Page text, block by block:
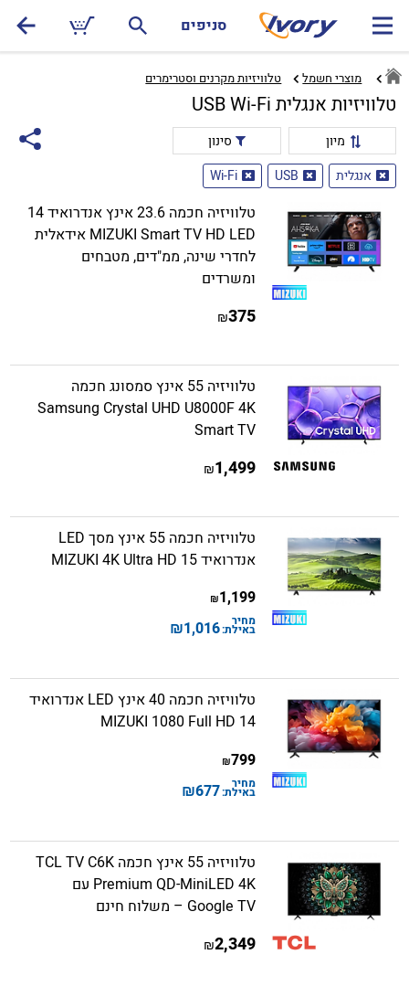
סניפים
מוצרי חשמל טלוויזיות מקרנים וסטרימרים‏
טלוויזיות אנגלית USB Wi-Fi
מיון
סינון
אנגלית
USB
Wi-Fi
טלוויזיה חכמה 23.6 אינץ אנדרואיד 14
MIZUKI Smart TV HD LED אידאלית
לחדרי שינה, ממ"דים, מטבחים
ומשרדים
375
₪
טלוויזיה 55 אינץ סמסונג חכמה
Samsung Crystal UHD U8000F 4K
Smart TV
1,499
₪
טלוויזיה חכמה 55 אינץ מסך LED
אנדרואיד 15 MIZUKI 4K Ultra HD
1,199
₪
מחיר
באילת:1,016
₪
טלוויזיה חכמה 40 אינץ LED אנדרואיד
14 MIZUKI 1080 Full HD
799
₪
מחיר
באילת:677
₪
טלוויזיה 55 אינץ חכמה TCL TV C6K
Premium QD-MiniLED 4K עם
Google TV – משלוח חינם
2,349
₪